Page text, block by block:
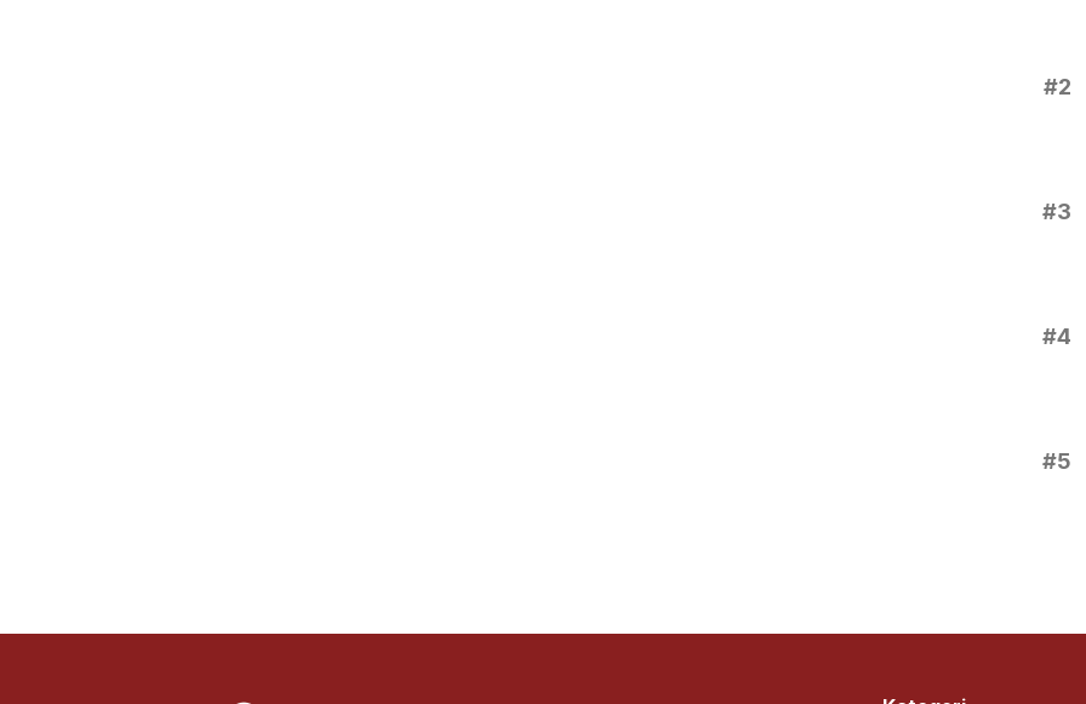
#2
#3
#4
#5